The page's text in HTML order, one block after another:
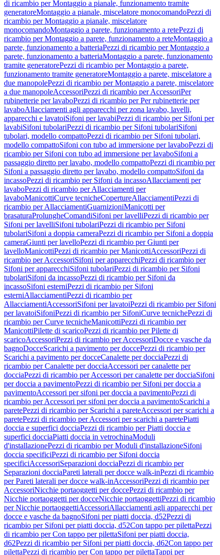
di ricambio per Montaggio a pianale, funzionamento tramite
generatoreMontaggio a pianale, miscelatore monocomandoPezzi di
ricambio per Montaggio a pianale, miscelatore
monocomandoMontaggio a parete, funzionamento a retePezzi di
ricambio per Montaggio a parete, funzionamento a reteMontaggio a
parete, funzionamento a batteriaPezzi di ricambio per Montaggio a
parete, funzionamento a batteriaMontaggio a parete, funzionamento
tramite generatorePezzi di ricambio per Montaggio a parete,
funzionamento tramite generatoreMontaggio a parete, miscelatore a
due manopolePezzi di ricambio per Montaggio a parete, miscelatore
a due manopoleAccessoriPezzi di ricambio per AccessoriPer
rubinetterie per lavaboPezzi di ricambio per Per rubinetterie per
lavaboAllacciamenti agli apparecchi per zona lavabo, lavelli,
apparecchi e lavatoiSifoni per lavabiPezzi di ricambio per Sifoni per
lavabiSifoni tubolariPezzi di ricambio per Sifoni tubolariSifoni
tubolari, modello compattoPezzi di ricambio per Sifoni tubolari,
modello compattoSifoni con tubo ad immersione per lavaboPezzi di
ricambio per Sifoni con tubo ad immersione per lavaboSifoni a
passaggio diretto per lavabo, modello compattoPezzi di ricambio per
Sifoni a passaggio diretto per lavabo, modello compattoSifoni da
incassoPezzi di ricambio per Sifoni da incassoAllacciamenti per
lavaboPezzi di ricambio per Allacciamenti per
lavaboManicottiCurve tecnicheCopertureAllacciamentiPezzi di
ricambio per AllacciamentiGuarnizioniManicotti per
brasaturaProlungheComandiSifoni per lavelliPezzi di ricambio per
Sifoni per lavelliSifoni tubolariPezzi di ricambio per Sifoni
tubolariSifoni a doppia cameraPezzi di ricambio per Sifoni a doppia
cameraGiunti per lavelloPezzi di ricambio per Giunti per
lavelloManicottiPezzi di ricambio per ManicottiAccessoriPezzi di
ricambio per AccessoriSifoni per apparecchiPezzi di ricambio per
Sifoni per apparecchiSifoni tubolariPezzi di ricambio per Sifoni
tubolariSifoni da incassoPezzi di ricambio per Sifoni da
incassoSifoni esterniPezzi di ricambio per Sifoni
esterniAllacciamentiPezzi di ricambio per
AllacciamentiAccessoriSifoni per lavatoiPezzi di ricambio per Sifoni
per lavatoiSifoniPezzi di ricambio per SifoniCurve tecnichePezzi di
ricambio per Curve tecnicheManicottiPezzi di ricambio per
ManicottiPilette di scaricoPezzi di ricambio per Pilette di
scaricoAccessoriPezzi di ricambio per AccessoriDocce e vasche da
bagnoDocceScarichi a pavimento per doccePezzi di ricambio per
Scarichi a pavimento per docceCanalette per docciaPezzi di
ricambio per Canalette per docciaAccessori per canalette per
docciaPezzi di ricambio per Accessori per canalette per docciaSifoni
per doccia a pavimentoPezzi di ricambio per Sifoni per doccia a
pavimentoAccessori per sifoni per doccia a pavimentoPezzi di
ricambio per Accessori per sifoni per doccia a pavimentoScarichi a
paretePezzi di ricambio per Scarichi a pareteAccessori per scarichi a
paretePezzi di ricambio per Accessori per scarichi a paretePiatti
doccia e superfici docciaPezzi di ricambio per Piatti doccia e
superfici docciaPiatti doccia in vetrochinaModuli
d'installazionePezzi di ricambio per Moduli d'installazioneSifoni
doccia specificiPezzi di ricambio per Sifoni doccia
specificiAccessoriSeparazioni docciaPezzi di ricambio per
Separazioni docciaPareti laterali per docce walk-inPezzi di ricambio
per Pareti laterali per docce walk-inAccessoriPezzi di ricambio per
AccessoriNicchie portaoggetti per doccePezzi di ricambio per
Nicchie portaoggetti per docceNicchie portaoggettiPezzi di ricambio
per Nicchie portaoggettiAccessoriAllacciamenti agli apparecchi per
docce e vasche da bagnoSifoni per piatti doccia, d52Pezzi di
ricambio per Sifoni per piatti doccia, d52Con tappo per pilettaPezzi
di ricambio per Con tappo per pilettaSifoni per piatti doccia,
d62Pezzi di ricambio per Sifoni per piatti doccia, d62Con tappo per
pilettaPezzi di ricambio per Con tappo per pilettaTappi per